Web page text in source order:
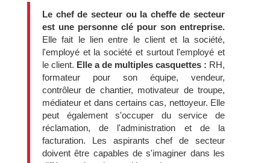
Le chef de secteur ou la cheffe de secteur
est une personne clé pour son entreprise.
Elle fait le lien entre le client et la société,
l'employé et la société et surtout l'employé et
le client. Elle a de multiples casquettes : RH,
formateur pour son équipe, vendeur,
contrôleur de chantier, motivateur de troupe,
médiateur et dans certains cas, nettoyeur. Elle
peut également s'occuper du service de
réclamation, de l'administration et de la
facturation. Les aspirants chef de secteur
doivent être capables de s'imaginer dans les